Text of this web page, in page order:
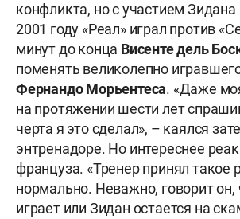
конфликта, но с участием Зидана
2001 году «Реал» играл против
минут до конца Висенте дель
поменять великолепно
Фернандо Морьентеса. «Даже
на протяжении шести лет
черта я это сделал», – каялся
энтренадоре. Но интереснее
француза. «Тренер принял такое
нормально. Неважно, говорит он,
играет или Зидан остается на